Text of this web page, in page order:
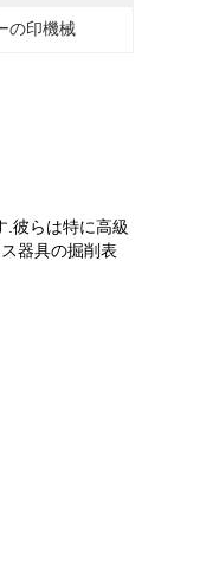
の印機械
.彼らは特に高級
器具の掘削表